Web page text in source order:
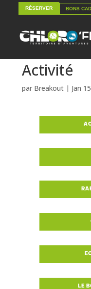
RÉSERVER BONS
SKYZONE
CANYONING
ECROSS
BONS
SCOLAIRE
RÉSERVER BONS
RAFTING /
CANYONING
L’ÉQUIPE
Activité
par Breakout| Jan
LE